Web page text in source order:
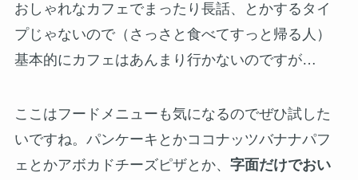
おしゃれなカフェでまったり長話、とかするタイ
プじゃないので（さっさと食べてすっと帰る人）
基本的にカフェはあんまり行かないのですが…
ここはフードメニューも気になるのでぜひ試した
いですね。パンケーキとかココナッツバナナパフ
ェとかアボカドチーズピザとか、 字面だけでおい